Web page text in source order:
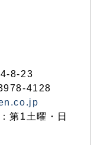
8-23
4128
第1土曜・日